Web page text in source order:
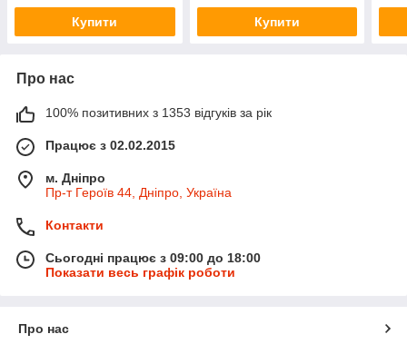
Купити Купити
Про нас
100% позитивних з 1353 відгуків за рік
Працює з 02.02.2015
м. Дніпро
Пр-т Героїв 44, Дніпро, Україна
Контакти
Сьогодні працює з 09:00 до 18:00
Показати весь графік роботи
Про нас